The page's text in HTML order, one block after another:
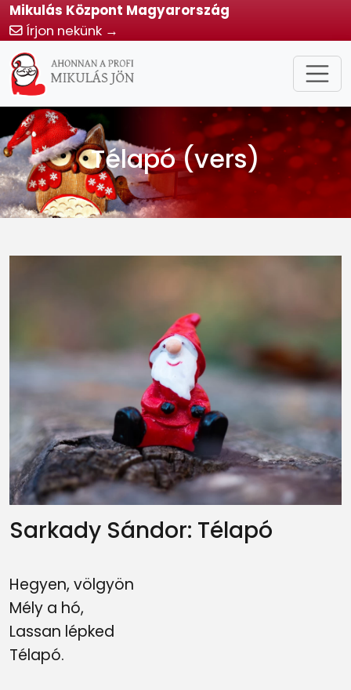
Mikulás Központ Magyarország
Írjon nekünk →
Télapó (vers)
Sarkady Sándor: Télapó
Hegyen, völgyön
Mély a hó,
Lassan lépked
Télapó.